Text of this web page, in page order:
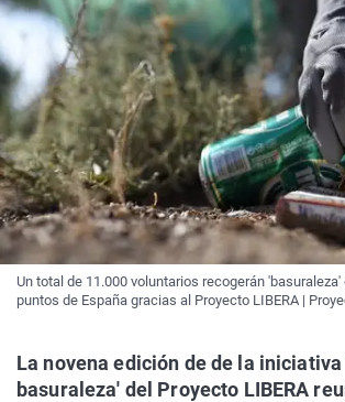
Un total de 11.000 voluntarios recogerán
puntos de España gracias al Proyecto LIBERA |
La novena edición de de la
basuraleza' del Proyecto LIBERA